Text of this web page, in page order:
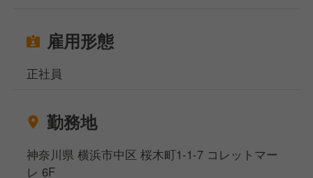
雇用形態
正社員
勤務地
神奈川県 横浜市中区 桜木町1-1-7 コレットマー
レ 6F